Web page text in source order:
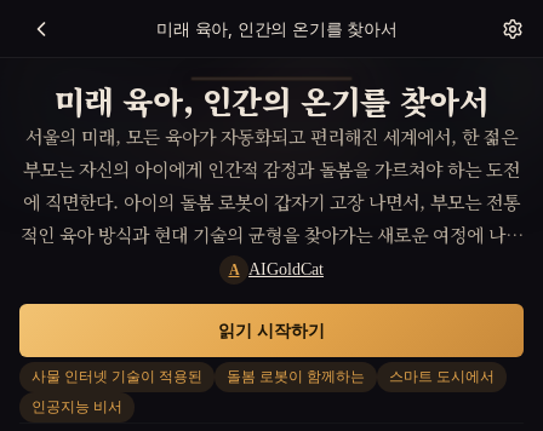
미래 육아, 인간의 온기를 찾아서
미래 육아, 인간의 온기를 찾아서
서울의 미래, 모든 육아가 자동화되고 편리해진 세계에서, 한 젊은
부모는 자신의 아이에게 인간적 감정과 돌봄을 가르쳐야 하는 도전
에 직면한다. 아이의 돌봄 로봇이 갑자기 고장 나면서, 부모는 전통
적인 육아 방식과 현대 기술의 균형을 찾아가는 새로운 여정에 나서
게 되고, 이 과정에서 가족 간의 유대감과 사랑의 진정한 의미를 깨
닫게 된다.
A AIGoldCat
사물 인터넷 기술이 적용된 돌봄 로봇이 함께하는
스마트 도시에서
인공지능 비서
읽기 시작하기